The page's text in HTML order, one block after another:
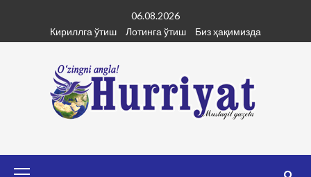
content
06.08.2026
Кириллга ўтиш
Лотинга ўтиш Биз ҳақимизда